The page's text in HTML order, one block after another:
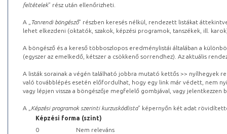
feltételek” rész után ellenőrizheti.
A „ Tanrendi böngésző” részben keresés nélkül, rendezett listákat
lehet elkezdeni (oktatók, szakok, képzési programok, tanszékek, ill.
A böngésző és a kereső többoszlopos eredménylistái általában a
(egyszer az emelkedő, kétszer a csökkenő sorrendhez). Az aktuális
A listák sorainak a végén található jobbra mutató kettős >> nyílhegyek
való továbblépés esetén előfordulhat, hogy egy link már védett, nem
vagy lépjen vissza a böngészője megfelelő gombjával, vagy
A „ Képzési programok szerinti kurzuskódlista” képernyőn két adat
Képzési forma (szint)
0
Nem releváns